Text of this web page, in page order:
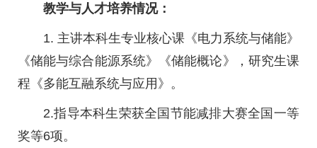
教学与人才培养情况：
1. 主讲本科生专业核心课《电力系统与储能》
《储能与综合能源系统》《储能概论》，研究生课
程《多能互融系统与应用》。
2.指导本科生荣获全国节能减排大赛全国一等
奖等6项。